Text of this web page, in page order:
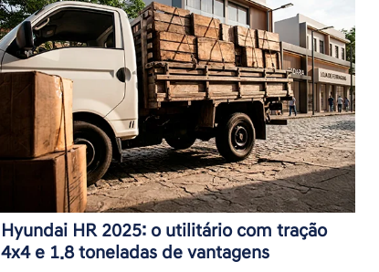
Hyundai HR 2025: o utilitário com tração
4x4 e 1.8 toneladas de vantagens